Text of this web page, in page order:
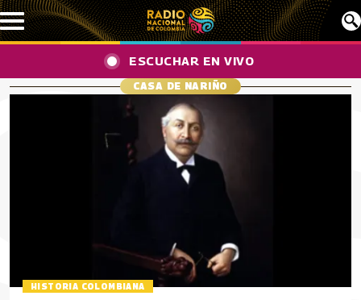
Pasar al contenido principal
ESCUCHAR EN VIVO
CASA DE NARIÑO
HISTORIA COLOMBIANA